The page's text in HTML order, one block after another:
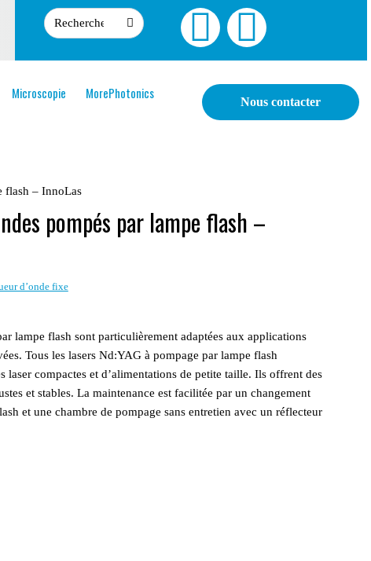
Microscopie
MorePhotonics
Nous contacter
flash – InnoLas
pompés par lampe flash –
d’onde fixe
lampe flash sont particulièrement adaptées aux applications
Tous les lasers Nd:YAG à pompage par lampe flash
laser compactes et d’alimentations de petite taille. Ils offrent des
et stables. La maintenance est facilitée par un changement
et une chambre de pompage sans entretien avec un réflecteur